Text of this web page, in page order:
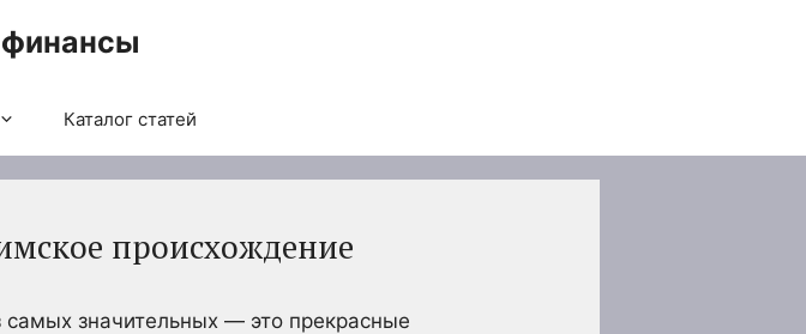
финансы
Каталог статей
происхождение
значительных — это прекрасные